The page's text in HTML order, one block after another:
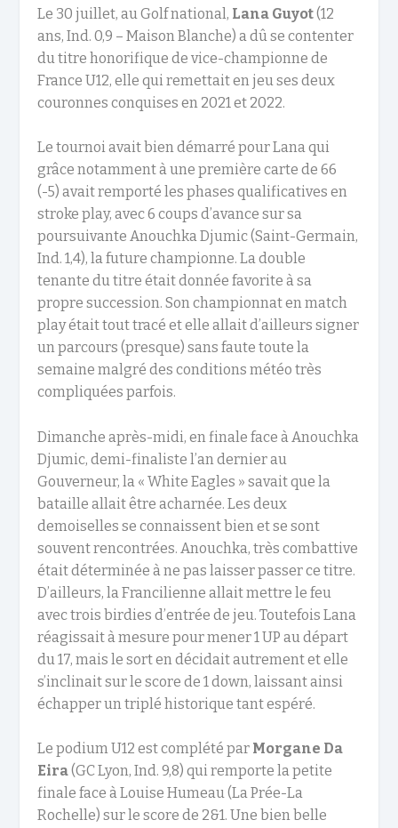
Le 30 juillet,au Golf national, Lana Guyot(12
ans,Ind. 0,9 –Maison Blanche) adû se contenter
du titre honorifique device-championne de
France U12, elle qui remettaiten jeu ses deux
couronnes conquises en 2021 et 2022.
Le tournoi avait biendémarré pour Lanaqui
grâcenotammentà une première carte de 66
(-5) avaitremporté les phases qualificatives en
stroke play,avec6 coups d’avance sur sa
poursuivante Anouchka Djumic (Saint-Germain,
Ind. 1,4),la future championne. Ladouble
tenante du titre était donnée favorite à sa
propre succession. Son championnaten match
playétait tout tracé et elle allait d’ailleurs signer
un parcours(presque)sans faute toutela
semaine malgré des conditions météo très
compliquées parfois.
Dimancheaprès-midi, en finale face à Anouchka
Djumic, demi-finaliste l’an dernier au
Gouverneur, la « White Eagles »savait que la
bataille allait êtreacharnée. Les deux
demoiselles se connaissent bien et se sont
souvent rencontrées. Anouchka, très combattive
était déterminéeà ne pas laisser passer ce titre.
D’ailleurs, laFrancilienne allaitmettre le feu
avec trois birdies d’entrée de jeu. ToutefoisLana
réagissaità mesure pour mener 1 UP au départ
du 17, mais le sort en décidait autrementet elle
s’inclinaitsur le score de1down,laissant ainsi
échapper un triplé historique tant espéré.
Le podiumU12 est complété par Morgane Da
Eira(GC Lyon, Ind. 9,8) qui remporte la petite
finale face àLouise Humeau(La Prée-La
Rochelle) sur le score de 2&1. Une bien belle